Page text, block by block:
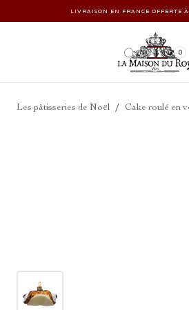
LIVRAISON EN FRANCE OFFERTE
0
Les pâtisseries de Noël / Cake roulé en